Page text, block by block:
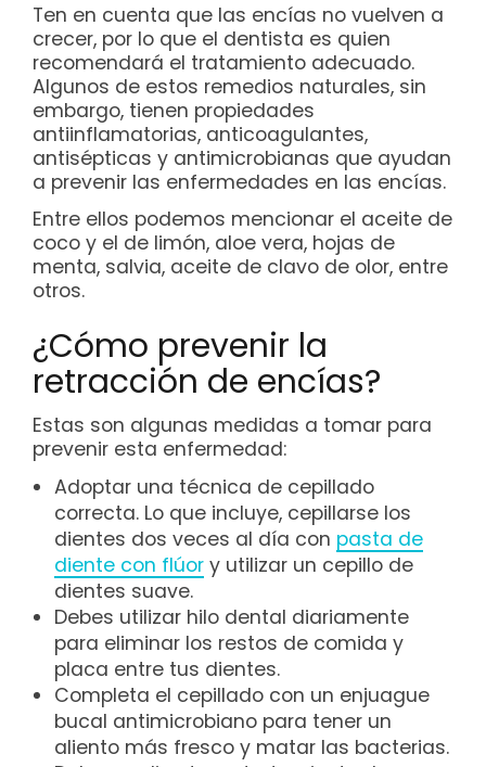
Ten en cuenta que las encías no vuelven a
crecer, por lo que el dentista es quien
recomendará el tratamiento adecuado.
Algunos de estos remedios naturales, sin
embargo, tienen propiedades
antiinflamatorias, anticoagulantes,
antisépticas y antimicrobianas que ayudan
a prevenir las enfermedades en las encías.
Entre ellos podemos mencionar el aceite de
coco y el de limón, aloe vera, hojas de
menta, salvia, aceite de clavo de olor, entre
otros.
¿Cómo prevenir la
retracción de encías?
Estas son algunas medidas a tomar para
prevenir esta enfermedad:
Adoptar una técnica de cepillado
correcta. Lo que incluye, cepillarse los
dientes dos veces al día con pasta de
diente con flúor y utilizar un cepillo de
dientes suave.
Debes utilizar hilo dental diariamente
para eliminar los restos de comida y
placa entre tus dientes.
Completa el cepillado con un enjuague
bucal antimicrobiano para tener un
aliento más fresco y matar las bacterias.